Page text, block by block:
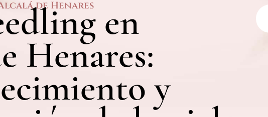
de Henares en
Henares:
y